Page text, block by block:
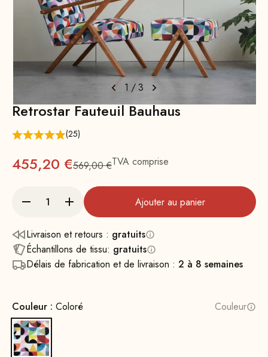
1 /3
Retrostar Fauteuil Bauhaus
(25)
Prix
455,20 €Prix normal : 569
569,00 €TVA comprise
Ajouter au panier
Livraison et retours : gratuits
Échantillons de tissu: gratuits
Délais de fabrication et de livraison : 2 à 8 semaines
Couleur : Coloré Couleur
Coloré